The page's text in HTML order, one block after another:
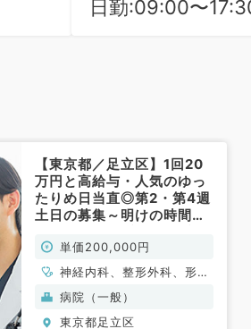
日勤:09:00〜
【東京都／足立区】1回20
万円と高給与・人気のゆっ
たりめ日当直◎第2・第4週
土日の募集～明けの時間調
非常勤）
単価200,000円
神経内科、整形外科、形成
外科、脳神経外科、呼吸器
外科、心臓血管外科、一般
内科、循環器内科、呼吸器
病院（一般）
東京都足立区